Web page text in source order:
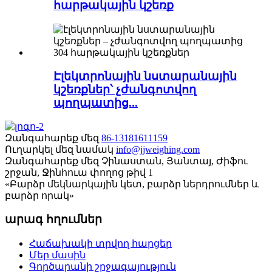
հարթակային կշեռք
Էլեկտրոնային նստարանային
կշեռքներ՝ չժանգոտվող
պողպատից...
Զանգահարեք մեզ 86-13181611159
Ուղարկել մեզ նամակ info@jjweighing.com
Զանգահարեք մեզ Չինաստան, Յանտայ, Ժիֆու
շրջան, Ջինհուա փողոց թիվ 1
«Բարձր մեկնարկային կետ, բարձր ներդրումներ և
բարձր որակ»
արագ հղումներ
Հաճախակի տրվող հարցեր
Մեր մասին
Գործարանի շրջագայություն